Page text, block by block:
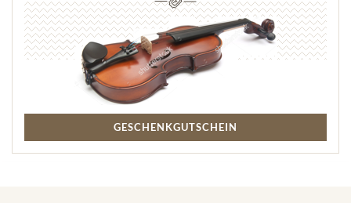
GESCHENKGUTSCHEIN